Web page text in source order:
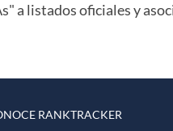
a listados oficiales y
RANKTRACKER